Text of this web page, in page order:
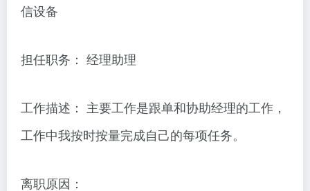
信设备
担任职务： 经理助理
工作描述： 主要工作是跟单和协助经理的工作，
工作中我按时按量完成自己的每项任务。
离职原因：